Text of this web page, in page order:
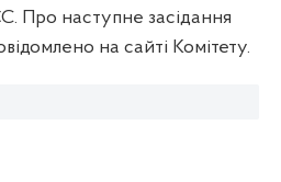
Про наступне засідання
на сайті Комітету.